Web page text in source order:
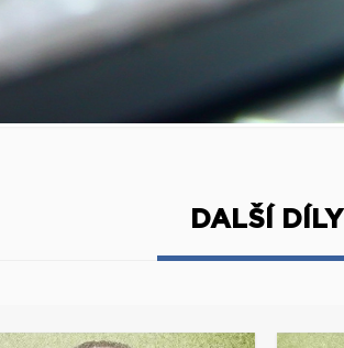
DALŠÍ DÍLY